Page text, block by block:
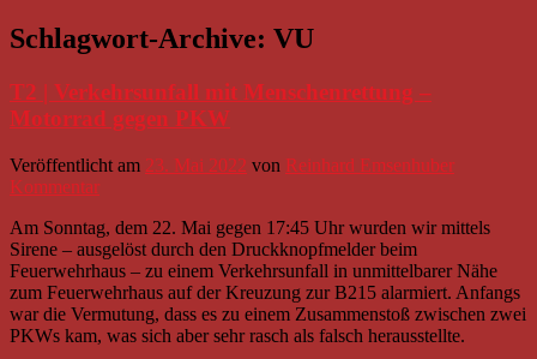
Schlagwort-Archive: VU
T2 | Verkehrsunfall mit Menschenrettung –
Motorrad gegen PKW
Veröffentlicht am 23. Mai 2022 von Reinhard Emsenhuber
Kommentar
Am Sonntag, dem 22. Mai gegen 17:45 Uhr wurden wir mittels
Sirene – ausgelöst durch den Druckknopfmelder beim
Feuerwehrhaus – zu einem Verkehrsunfall in unmittelbarer Nähe
zum Feuerwehrhaus auf der Kreuzung zur B215 alarmiert. Anfangs
war die Vermutung, dass es zu einem Zusammenstoß zwischen zwei
PKWs kam, was sich aber sehr rasch als falsch herausstellte.